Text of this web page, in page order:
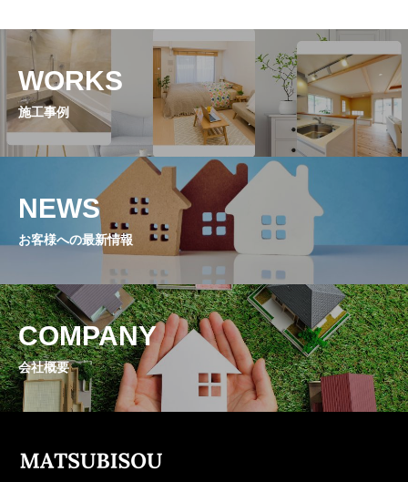
WORKS
施工事例
NEWS
お客様への最新情報
COMPANY
会社概要